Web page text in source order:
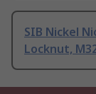
SIB Nickel
Locknut,